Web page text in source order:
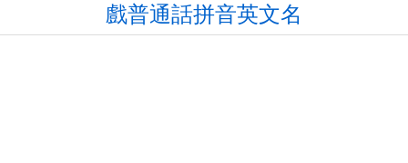
戲普通話拼音英文名